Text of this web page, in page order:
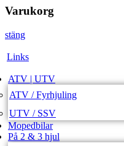
Varukorg
stäng
Links
ATV | UTV
ATV / Fyrhjuling
UTV / SSV
Mopedbilar
På 2 & 3 hjul